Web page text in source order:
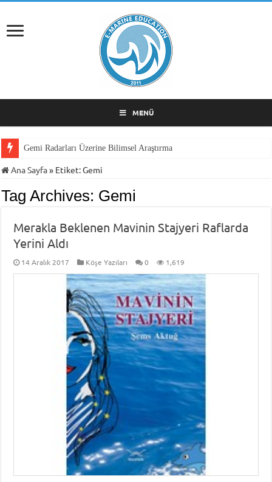
MENÜ
Gemi Radarları Üzerine Bilimsel Araştırma
Ana Sayfa» Etiket:Gemi
Tag Archives: Gemi
Merakla Beklenen Mavinin Stajyeri Raflarda
Yerini Aldı
14 Aralık 2017 Köşe Yazıları 0 1,619